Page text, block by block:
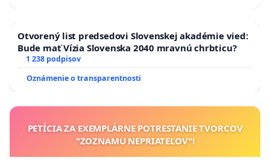
Otvorený list predsedovi Slovenskej akadémie vied:
Bude mať Vízia Slovenska 2040 mravnú chrbticu?
1 238 podpisov
Oznámenie o transparentnosti
PETÍCIA ZA EXEMPLÁRNE POTRESTANIE TVORCOV
"ZOZNAMU NEPRIATEĽOV"!